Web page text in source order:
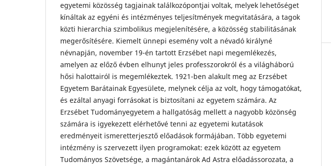
egyetemi közösség tagjainak találkozópontjai voltak, melyek lehetőséget
kínáltak az egyéni és intézményes teljesítmények megvitatására, a tagok
közti hierarchia szimbolikus megjelenítésére, a közösség stabilitásának
megerősítésére. Kiemelt ünnepi esemény volt a névadó királyné
névnapján, november 19-én tartott Erzsébet napi megemlékezés,
amelyen az előző évben elhunyt jeles professzorokról és a világháború
hősi halottairól is megemlékeztek. 1921-ben alakult meg az Erzsébet
Egyetem Barátainak Egyesülete, melynek célja az volt, hogy támogatókat,
és ezáltal anyagi forrásokat is biztosítani az egyetem számára. Az
Erzsébet Tudományegyetem a hallgatóság mellett a nagyobb közönség
számára is igyekezett elérhetővé tenni az egyetemi kutatások
eredményeit ismeretterjesztő előadások formájában. Több egyetemi
intézmény is szervezett ilyen programokat: ezek között az egyetem
Tudományos Szövetsége, a magántanárok Ad Astra előadássorozata, a